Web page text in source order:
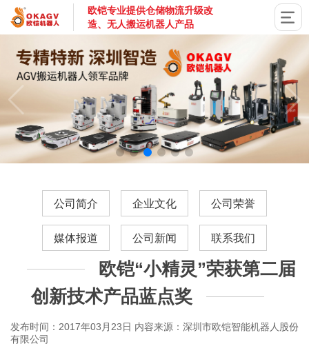
欧铠专业提供仓储物流升级改
造、无人搬运机器人产品
公司简介 企业文化 公司荣誉
媒体报道 公司新闻 联系我们
欧铠“小精灵”荣获第二届
创新技术产品蓝点奖
发布时间：2017年03月23日 内容来源：深圳市欧铠智能机器人股份
有限公司